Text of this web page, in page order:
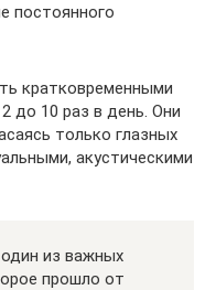
постоянного
кратковременными
до 10 раз в день. Они
только глазных
акустическими
из важных
прошло от